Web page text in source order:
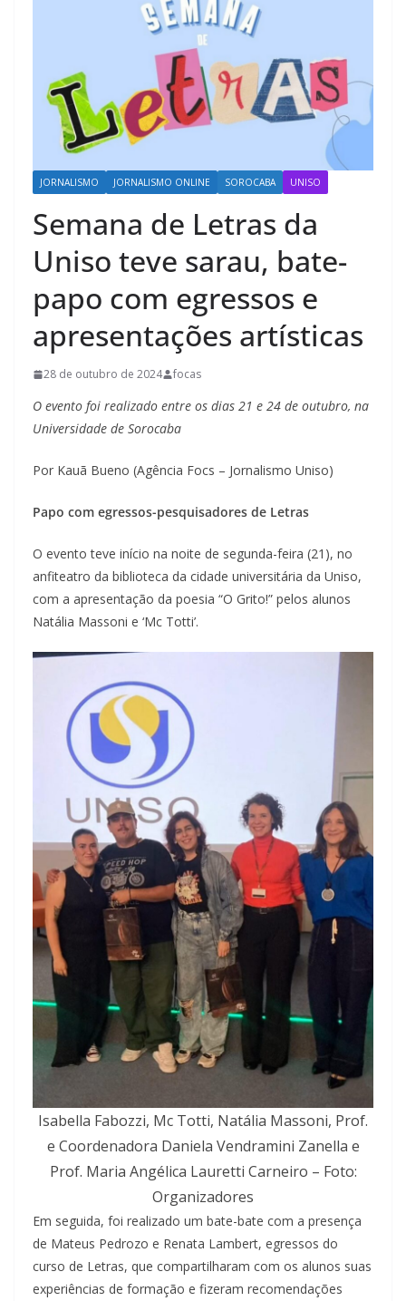
JORNALISMO JORNALISMO ONLINE SOROCABA UNISO
Semana de Letras da
Uniso teve sarau, bate-
papo com egressos e
apresentações artísticas
28 de outubro de 2024 focas
O evento foi realizado entre os dias 21 e 24 de outubro, na
Universidade de Sorocaba
Por Kauã Bueno (Agência Focs – Jornalismo Uniso)
Papo com egressos-pesquisadores de Letras
O evento teve início na noite de segunda-feira (21), no
anfiteatro da biblioteca da cidade universitária da Uniso,
com a apresentação da poesia “O Grito!” pelos alunos
Natália Massoni e ‘Mc Totti’.
Isabella Fabozzi, Mc Totti, Natália Massoni, Prof.
e Coordenadora Daniela Vendramini Zanella e
Prof. Maria Angélica Lauretti Carneiro – Foto:
Organizadores
Em seguida, foi realizado um bate-bate com a presença
de Mateus Pedrozo e Renata Lambert, egressos do
curso de Letras, que compartilharam com os alunos suas
experiências de formação e fizeram recomendações